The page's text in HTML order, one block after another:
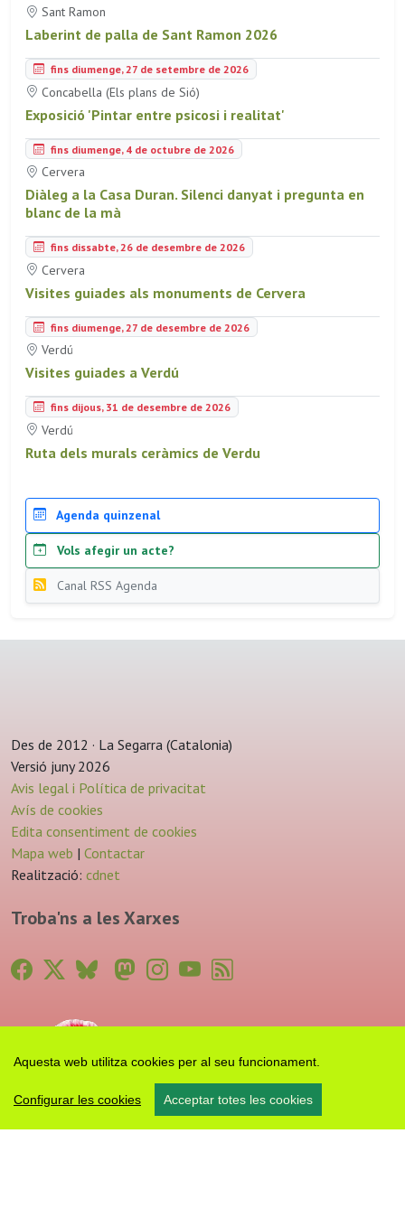
Aquesta web utilitza cookies per al seu funcionament.
Configurar les cookies Acceptar totes les cookies
Sant Ramon
Laberint de palla de Sant Ramon 2026
fins diumenge, 27 de setembre de 2026
Concabella (Els plans de Sió)
Exposició 'Pintar entre psicosi i realitat'
fins diumenge, 4 de octubre de 2026
Cervera
Diàleg a la Casa Duran. Silenci danyat i pregunta en
blanc de la mà
fins dissabte, 26 de desembre de 2026
Cervera
Visites guiades als monuments de Cervera
fins diumenge, 27 de desembre de 2026
Verdú
Visites guiades a Verdú
fins dijous, 31 de desembre de 2026
Verdú
Ruta dels murals ceràmics de Verdu
Agenda quinzenal
Vols afegir un acte?
Canal RSS Agenda
Des de 2012 · La Segarra (Catalonia)
Versió juny 2026
Avis legal i Política de privacitat
Avís de cookies
Edita consentiment de cookies
Mapa web | Contactar
Realització: cdnet
Troba'ns a les Xarxes